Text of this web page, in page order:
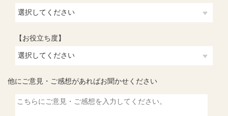
【お役立ち度】
他にご意見・ご感想があればお聞かせください